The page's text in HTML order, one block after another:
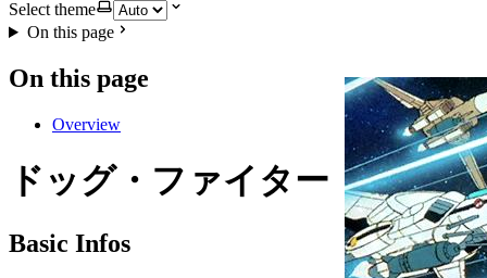
Select theme
On this page
On this page
Overview
ドッグ・ファイター
Basic Infos